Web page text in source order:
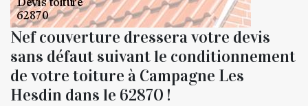
Nef couverture dressera votre devis
sans défaut suivant le conditionnement
de votre toiture à Campagne Les
Hesdin dans le 62870 !